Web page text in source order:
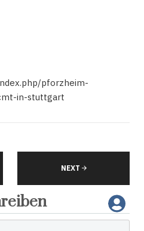
pforzheim-
in-stuttgart
NEXT